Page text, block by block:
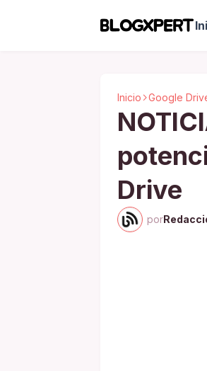
Inicio Google
Drive
por